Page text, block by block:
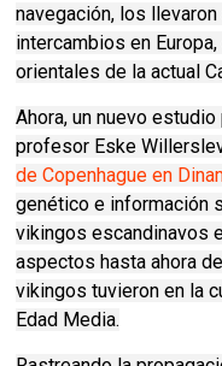
navegación, los
intercambios en
orientales de la actual
Ahora, un nuevo
profesor Eske
de Copenhague en
genético e información
vikingos escandinavos
aspectos hasta ahora
vikingos tuvieron en la
Edad Media.